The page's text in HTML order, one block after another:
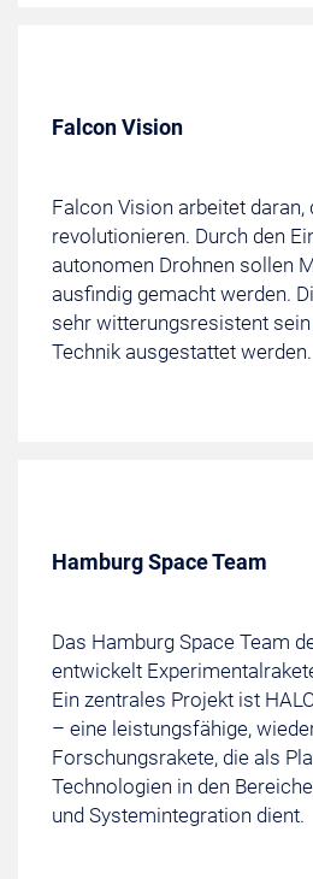
Falcon Vision
Falcon Vision arbeitet daran,
revolutionieren. Durch den
autonomen Drohnen sollen
ausfindig gemacht werden.
sehr witterungsresistent
Technik ausgestattet werden.
Hamburg Space Team
Das Hamburg Space Team
entwickelt
Ein zentrales Projekt ist
– eine leistungsfähige,
Forschungsrakete, die als
Technologien in den
und Systemintegration dient.